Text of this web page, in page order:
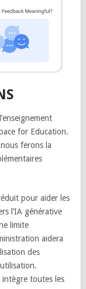
for Education.
ferons la
pour aider les
l’IA générative
limite
aidera
des
intègre toutes les